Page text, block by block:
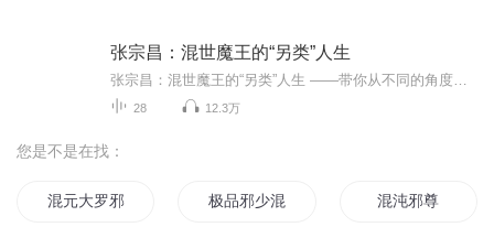
张宗昌：混世魔王的“另类”人生
28 12.3万
您是不是在找：
混元大罗邪圣 极品邪少混异世 混沌邪尊